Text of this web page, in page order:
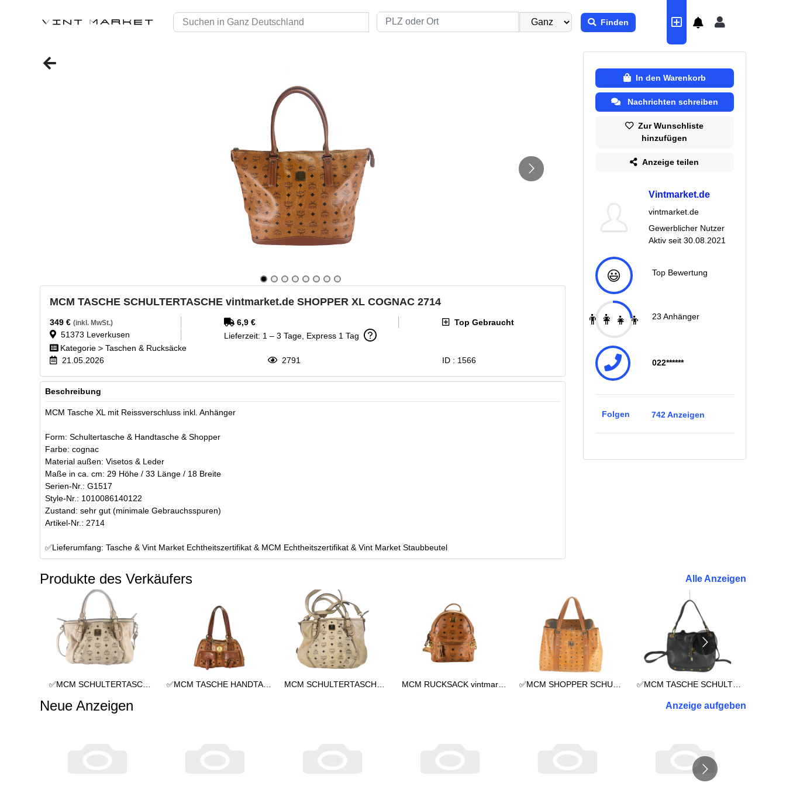
Finden
MCM TASCHE SCHULTERTASCHE vintmarket.de SHOPPER XL COGNAC 2714
349 € (inkl. MwSt.) 6,9 €
Top Gebraucht
51373 Leverkusen
Lieferzeit: 1 – 3 Tage, Express 1 Tag
Kategorie
Taschen & Rucksäcke
21.05.2026
2791 ID : 1566
Beschreibung
MCM Tasche XL mit Reissverschluss inkl. Anhänger
Form: Schultertasche & Handtasche & Shopper
Farbe: cognac
Material außen: Visetos & Leder
Maße in ca. cm: 29 Höhe / 33 Länge / 18 Breite
Serien-Nr.: G1517
Style-Nr.: 1010086140122
Zustand: sehr gut (minimale Gebrauchsspuren)
Artikel-Nr.: 2714
✅Lieferumfang: Tasche & Vint Market Echtheitszertifikat & MCM Echtheitszertifikat & Vint Market Staubbeutel
In den Warenkorb
Nachrichten schreiben
Zur Wunschliste
hinzufügen
Anzeige teilen
Vintmarket.de
vintmarket.de
Gewerblicher Nutzer
Aktiv seit 30.08.2021
😃 Top Bewertung
👨‍👩‍👧‍👦 23 Anhänger
022******
Folgen 742Anzeigen
Produkte des Verkäufers Alle Anzeigen
✅MCM SCHULTERTASCHE vintmarket.de TASCHE CROSSBODY BEIGE 2352 ✅MCM TASCHE HANDTASCHE vintmarket.de COGNAC 2248 MCM SCHULTERTASCHE vintmarket.de TASCHE CROSSBODY BEIGE 2574 MCM RUCKSACK vintmarkert.de KLEIN LEDERRUCKSACK LEDER COGNAC 2473 ✅MCM SHOPPER SCHULTERTASCHE REISETASCHE TASCHE XXL COGNAC 3038 ✅MCM TASCHE SCHULTERTASCHE HANDTASCHE SHOPPER BLAU 2993
Neue Anzeigen Anzeige aufgeben